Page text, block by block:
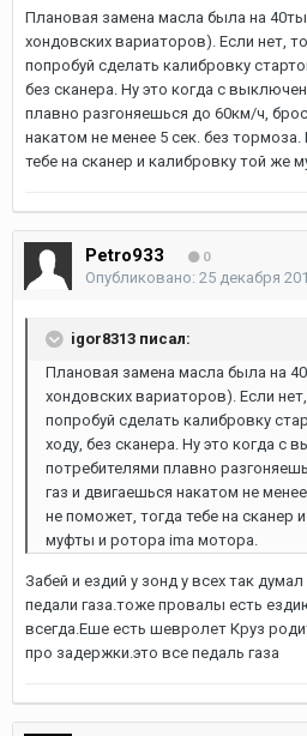
Плановая замена масла была на
хондовских вариаторов). Если нет,
попробуй сделать калибровку
без сканера. Ну это когда с
плавно разгоняешься до 60км/ч,
накатом не менее 5 сек. без
тебе на сканер и калибровку той же
Petro933 0
Опубликовано: 25 декабря
igor8313 писал:
Плановая замена масла была на
хондовских вариаторов). Если
попробуй сделать калибровку
ходу, без сканера. Ну это когда с
потребителями плавно
газ и двигаешься накатом не
не поможет, тогда тебе на сканер
муфты и ротора ima мотора.
Забей и ездий у зонд у всех так
педали газа.тоже провалы есть
всегда.Еше есть шевролет Круз
про задержки.это все педаль газа